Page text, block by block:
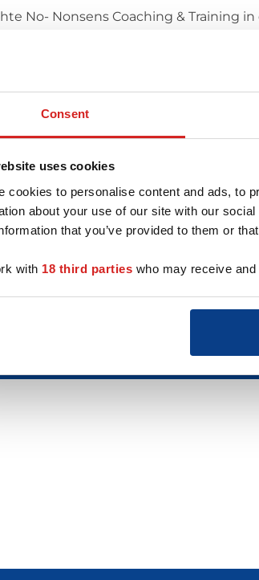
Consent
uses cookies
cookies to personalise content and ads, to
about your use of our site with our
that you’ve provided to them or
with 18 third parties who may receive
No- Nonsens Coaching & Training
je communicatie I Leer jezelf
naar deze